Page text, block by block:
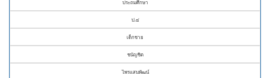
ประถมศึกษา
ป.๔
เด็กชาย
ชนัญชิต
ไพรแสนพัฒน์